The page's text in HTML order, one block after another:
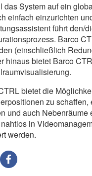
das System auf ein
einfach einzurichten
führt den/
Barco
(einschließlich
hinaus bietet Barco
bietet die
zu
und auch Nebenräume
in
werden.